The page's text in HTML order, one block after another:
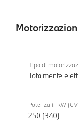
eDrive40
Touring
Tipo di
Totalmente
Potenza in kW
250 (340)